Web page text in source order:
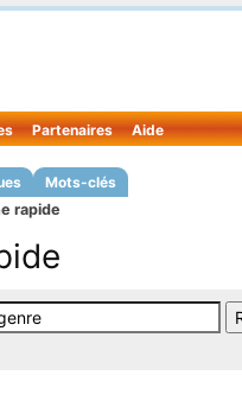
Mots-clés
Partenaires Aide
rapide